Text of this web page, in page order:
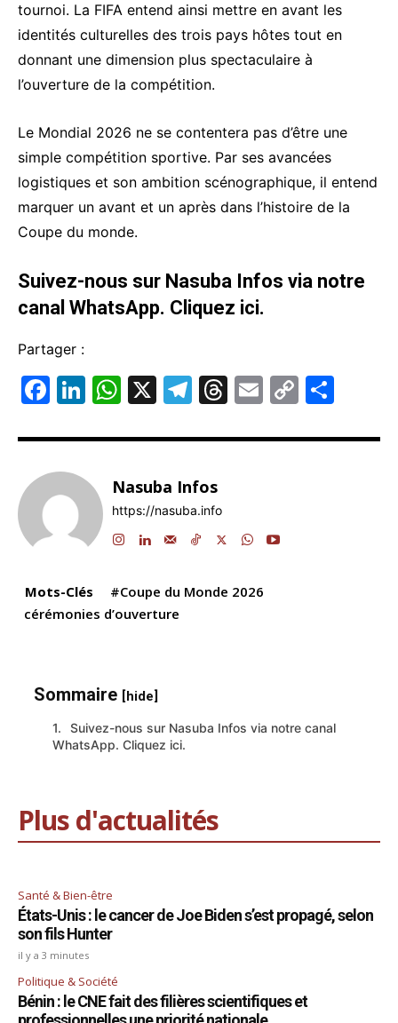
tournoi. La FIFA entend ainsi mettre en avant les
identités culturelles des trois pays hôtes tout en
donnant une dimension plus spectaculaire à
l’ouverture de la compétition.
Le Mondial 2026 ne se contentera pas d’être une
simple compétition sportive. Par ses avancées
logistiques et son ambition scénographique, il entend
marquer un avant et un après dans l’histoire de la
Coupe du monde.
Suivez-nous sur Nasuba Infos via notre
canal WhatsApp. Cliquez ici.
Partager :
F
c
e
b
o
k
Li
k
e
dI
n
W
at
s
A
p
X
T
e
gr
a
m
T
e
s
E
ai
C
p ta
Nasuba Infos
https://nasuba.info
Mots-Clés
#Coupe du Monde 2026
cérémonies d’ouverture
Sommaire [hide]
Suivez-nous sur Nasuba Infos via notre canal
WhatsApp. Cliquez ici.
Plus d'actualités
Santé & Bien-être
États-Unis : le cancer de Joe Biden s’est propagé, selon
son fils Hunter
il y a 3 minutes
Politique & Société
Bénin : le CNE fait des filières scientifiques et